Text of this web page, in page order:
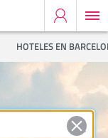
HOTELES EN